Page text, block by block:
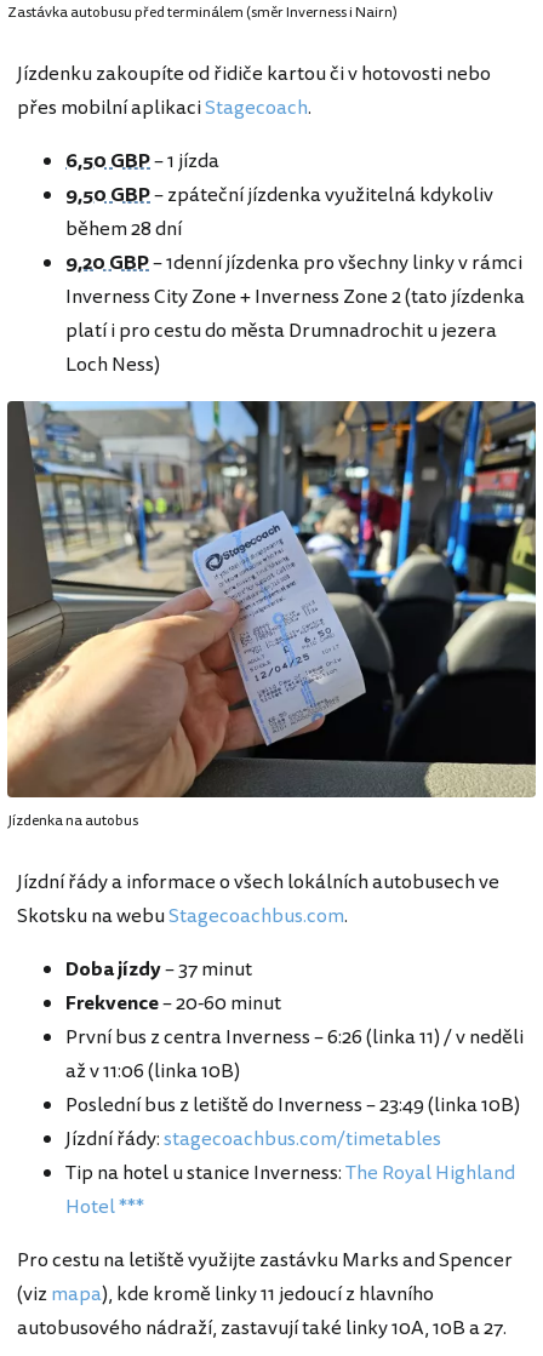
Zastávka autobusu před terminálem (směr Inverness i Nairn)
Jízdenku zakoupíte od řidiče kartou či v hotovosti nebo
přes mobilní aplikaciStagecoach.
6,50 GBP– 1 jízda
9,50 GBP– zpáteční jízdenka využitelná kdykoliv
během 28 dní
9,20 GBP– 1denní jízdenka pro všechny linky v rámci
Inverness City Zone + Inverness Zone 2 (tato jízdenka
platí i pro cestu do města Drumnadrochit u jezera
Loch Ness)
Jízdenka na autobus
Jízdní řády a informace o všech lokálních autobusech ve
Skotsku na webuStagecoachbus.com.
Doba jízdy– 37 minut
Frekvence– 20-60 minut
První bus z centra Inverness – 6:26 (linka 11) / v neděli
až v 11:06 (linka 10B)
Poslední bus z letiště do Inverness – 23:49 (linka 10B)
Jízdní řády:stagecoachbus.com/timetables
Tip na hotel u stanice Inverness:The Royal Highland
Hotel ***
Pro cestu na letiště využijte zastávku Marks and Spencer
(vizmapa), kde kromě linky 11 jedoucí z hlavního
autobusového nádraží, zastavují také linky 10A, 10B a 27.